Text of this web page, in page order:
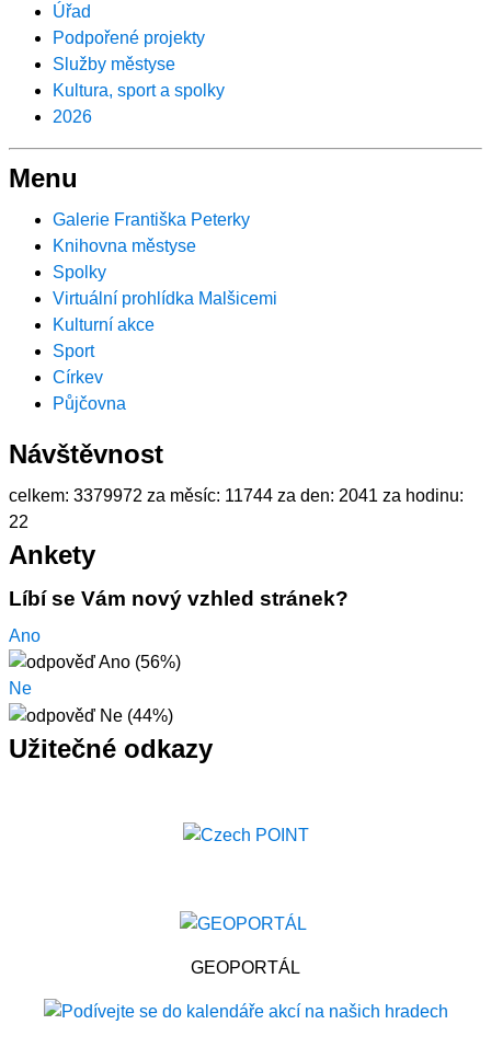
Úřad
Podpořené projekty
Služby městyse
Kultura, sport a spolky
2026
Menu
Galerie Františka Peterky
Knihovna městyse
Spolky
Virtuální prohlídka Malšicemi
Kulturní akce
Sport
Církev
Půjčovna
Návštěvnost
celkem: 3379972 za měsíc: 11744 za den: 2041 za hodinu:
22
Ankety
Líbí se Vám nový vzhled stránek?
Ano
Ne
Užitečné odkazy
GEOPORTÁL